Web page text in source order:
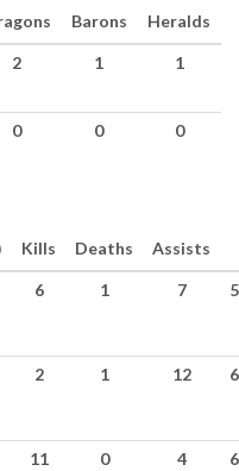
Barons Heralds
2 1 1
0 0 0
Kills Deaths Assists
6 1 7
2 1 12
11 0 4